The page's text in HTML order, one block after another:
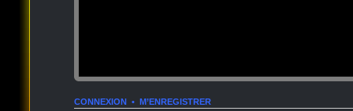
CONNEXION• M’ENREGISTRER